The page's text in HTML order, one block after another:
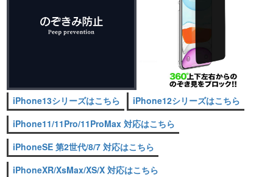
iPhone13シリーズはこちら
iPhone12シリーズはこちら
iPhone11/11Pro/11ProMax 対応はこちら
iPhoneSE 第2世代/8/7 対応はこちら
iPhoneXR/XsMax/XS/X 対応はこちら